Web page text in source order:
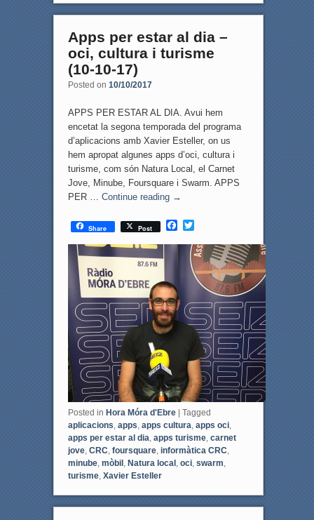
Apps per estar al dia –
oci, cultura i turisme
(10-10-17)
Posted on 10/10/2017
APPS PER ESTAR AL DIA. Avui hem
encetat la segona temporada del programa
d’aplicacions amb Xavier Esteller, on us
hem apropat algunes apps d’oci, cultura i
turisme, com són Natura Local, el Carnet
Jove, Minube, Foursquare i Swarm. APPS
PER … Continue reading →
Share Post
F
c
o
k
T
i
t
t
e
Posted in Hora Móra d'Ebre
Tagged
aplicacions, apps, apps cultura, apps oci,
apps per estar al dia, apps turisme, carnet
jove, CRC, foursquare, informàtica CRC,
minube, mòbil , Natura local , oci, swarm,
turisme, Xavier Esteller